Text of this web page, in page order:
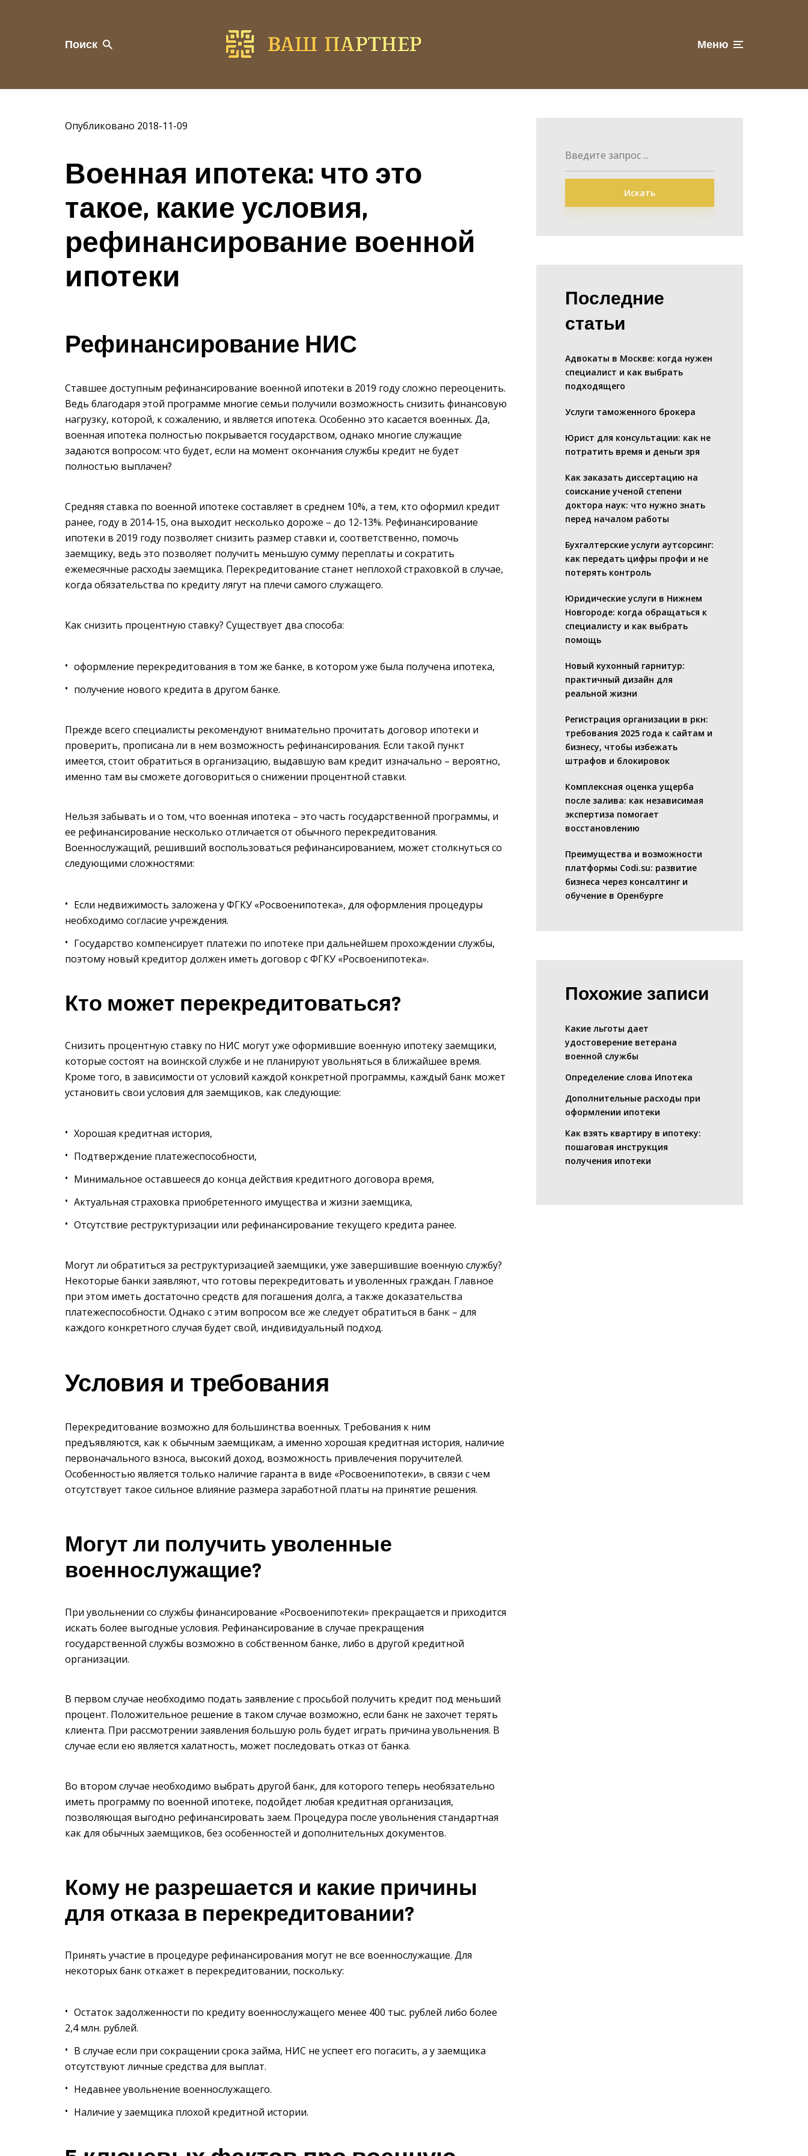
Поиск Меню
Опубликовано 2018-11-09
Военная ипотека: что это
такое, какие условия,
рефинансирование военной
ипотеки
Рефинансирование НИС
Ставшее доступным рефинансирование военной ипотеки в 2019 году сложно переоценить.
Ведь благодаря этой программе многие семьи получили возможность снизить финансовую
нагрузку, которой, к сожалению, и является ипотека. Особенно это касается военных. Да,
военная ипотека полностью покрывается государством, однако многие служащие
задаются вопросом: что будет, если на момент окончания службы кредит не будет
полностью выплачен?
Средняя ставка по военной ипотеке составляет в среднем 10%, а тем, кто оформил кредит
ранее, году в 2014-15, она выходит несколько дороже – до 12-13%. Рефинансирование
ипотеки в 2019 году позволяет снизить размер ставки и, соответственно, помочь
заемщику, ведь это позволяет получить меньшую сумму переплаты и сократить
ежемесячные расходы заемщика. Перекредитование станет неплохой страховкой в случае,
когда обязательства по кредиту лягут на плечи самого служащего.
Как снизить процентную ставку? Существует два способа:
оформление перекредитования в том же банке, в котором уже была получена ипотека,
получение нового кредита в другом банке.
Прежде всего специалисты рекомендуют внимательно прочитать договор ипотеки и
проверить, прописана ли в нем возможность рефинансирования. Если такой пункт
имеется, стоит обратиться в организацию, выдавшую вам кредит изначально – вероятно,
именно там вы сможете договориться о снижении процентной ставки.
Нельзя забывать и о том, что военная ипотека – это часть государственной программы, и
ее рефинансирование несколько отличается от обычного перекредитования.
Военнослужащий, решивший воспользоваться рефинансированием, может столкнуться со
следующими сложностями:
Если недвижимость заложена у ФГКУ «Росвоенипотека», для оформления процедуры
необходимо согласие учреждения.
Государство компенсирует платежи по ипотеке при дальнейшем прохождении службы,
поэтому новый кредитор должен иметь договор с ФГКУ «Росвоенипотека».
Кто может перекредитоваться?
Снизить процентную ставку по НИС могут уже оформившие военную ипотеку заемщики,
которые состоят на воинской службе и не планируют увольняться в ближайшее время.
Кроме того, в зависимости от условий каждой конкретной программы, каждый банк может
установить свои условия для заемщиков, как следующие:
Хорошая кредитная история,
Подтверждение платежеспособности,
Минимальное оставшееся до конца действия кредитного договора время,
Актуальная страховка приобретенного имущества и жизни заемщика,
Отсутствие реструктуризации или рефинансирование текущего кредита ранее.
Могут ли обратиться за реструктуризацией заемщики, уже завершившие военную службу?
Некоторые банки заявляют, что готовы перекредитовать и уволенных граждан. Главное
при этом иметь достаточно средств для погашения долга, а также доказательства
платежеспособности. Однако с этим вопросом все же следует обратиться в банк – для
каждого конкретного случая будет свой, индивидуальный подход.
Условия и требования
Перекредитование возможно для большинства военных. Требования к ним
предъявляются, как к обычным заемщикам, а именно хорошая кредитная история, наличие
первоначального взноса, высокий доход, возможность привлечения поручителей.
Особенностью является только наличие гаранта в виде «Росвоенипотеки», в связи с чем
отсутствует такое сильное влияние размера заработной платы на принятие решения.
Могут ли получить уволенные
военнослужащие?
При увольнении со службы финансирование «Росвоенипотеки» прекращается и приходится
искать более выгодные условия. Рефинансирование в случае прекращения
государственной службы возможно в собственном банке, либо в другой кредитной
организации.
В первом случае необходимо подать заявление с просьбой получить кредит под меньший
процент. Положительное решение в таком случае возможно, если банк не захочет терять
клиента. При рассмотрении заявления большую роль будет играть причина увольнения. В
случае если ею является халатность, может последовать отказ от банка.
Во втором случае необходимо выбрать другой банк, для которого теперь необязательно
иметь программу по военной ипотеке, подойдет любая кредитная организация,
позволяющая выгодно рефинансировать заем. Процедура после увольнения стандартная
как для обычных заемщиков, без особенностей и дополнительных документов.
Кому не разрешается и какие причины
для отказа в перекредитовании?
Принять участие в процедуре рефинансирования могут не все военнослужащие. Для
некоторых банк откажет в перекредитовании, поскольку:
Остаток задолженности по кредиту военнослужащего менее 400 тыс. рублей либо более
2,4 млн. рублей.
В случае если при сокращении срока займа, НИС не успеет его погасить, а у заемщика
отсутствуют личные средства для выплат.
Недавнее увольнение военнослужащего.
Наличие у заемщика плохой кредитной истории.
Искать
Последние
статьи
Адвокаты в Москве: когда нужен
специалист и как выбрать
подходящего
Услуги таможенного брокера
Юрист для консультации: как не
потратить время и деньги зря
Как заказать диссертацию на
соискание ученой степени
доктора наук: что нужно знать
перед началом работы
Бухгалтерские услуги аутсорсинг:
как передать цифры профи и не
потерять контроль
Юридические услуги в Нижнем
Новгороде: когда обращаться к
специалисту и как выбрать
помощь
Новый кухонный гарнитур:
практичный дизайн для
реальной жизни
Регистрация организации в ркн:
требования 2025 года к сайтам и
бизнесу, чтобы избежать
штрафов и блокировок
Комплексная оценка ущерба
после залива: как независимая
экспертиза помогает
восстановлению
Преимущества и возможности
платформы Codi.su: развитие
бизнеса через консалтинг и
обучение в Оренбурге
Похожие записи
Какие льготы дает
удостоверение ветерана
военной службы
Определение слова Ипотека
Дополнительные расходы при
оформлении ипотеки
Как взять квартиру в ипотеку:
пошаговая инструкция
получения ипотеки